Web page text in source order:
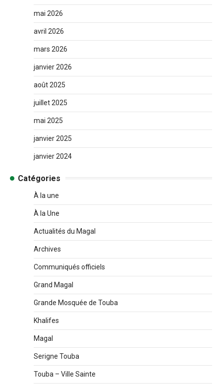
mai 2026
avril 2026
mars 2026
janvier 2026
août 2025
juillet 2025
mai 2025
janvier 2025
janvier 2024
Catégories
À la une
À la Une
Actualités du Magal
Archives
Communiqués officiels
Grand Magal
Grande Mosquée de Touba
Khalifes
Magal
Serigne Touba
Touba – Ville Sainte